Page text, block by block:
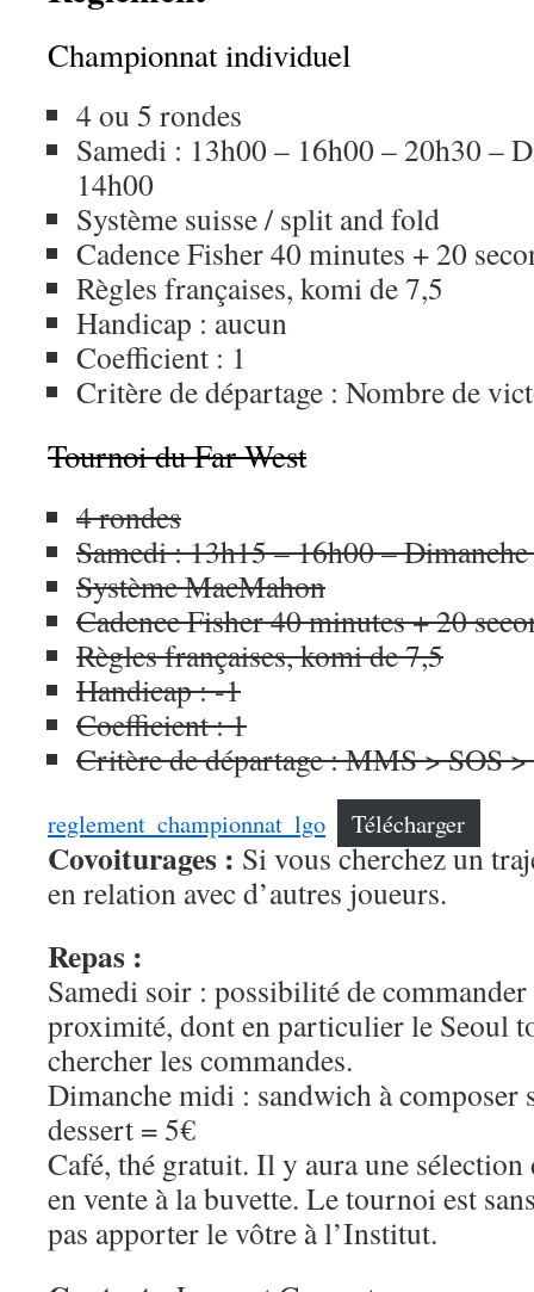
Championnat individuel
4 ou 5 rondes
Samedi : 13h00 – 16h00 – 20h30 –
14h00
Système suisse / split and fold
Cadence Fisher 40 minutes + 20
Règles françaises, komi de 7,5
Handicap : aucun
Coefficient : 1
Critère de départage : Nombre de
Tournoi du Far West
4 rondes
Samedi : 13h15 – 16h00 –
Système MacMahon
Cadence Fisher 40 minutes + 20
Règles françaises, komi de 7,5
Handicap : -1
Coefficient : 1
Critère de départage : MMS > SOS >
reglement_championnat_lgo Télécharger
Covoiturages : Si vous cherchez un
en relation avec d’autres joueurs.
Repas :
Samedi soir : possibilité de commander
proximité, dont en particulier le Seoul
chercher les commandes.
Dimanche midi : sandwich à composer
dessert = 5€
Café, thé gratuit. Il y aura une sélection
en vente à la buvette. Le tournoi est
pas apporter le vôtre à l’Institut.